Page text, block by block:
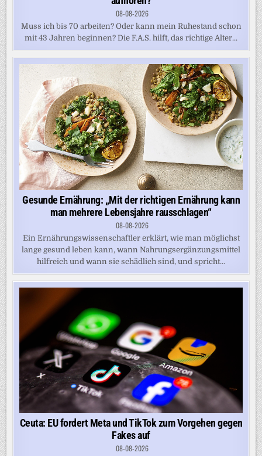
08-08-2026
Muss ich bis 70 arbeiten? Oder kann mein Ruhestand schon
mit 43 Jahren beginnen? Die F.A.S. hilft, das richtige Alter...
Gesunde Ernährung: „Mit der richtigen Ernährung kann
man mehrere Lebensjahre rausschlagen“
08-08-2026
Ein Ernährungswissenschaftler erklärt, wie man möglichst
lange gesund leben kann, wann Nahrungsergänzungsmittel
hilfreich und wann sie schädlich sind, und spricht...
Ceuta: EU fordert Meta und TikTok zum Vorgehen gegen
Fakes auf
08-08-2026